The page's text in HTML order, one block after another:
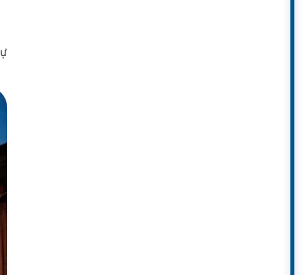
yêu và hồ Điện Sơn to
buổi tối, khung cảnh
lưới phức tạp, với sự